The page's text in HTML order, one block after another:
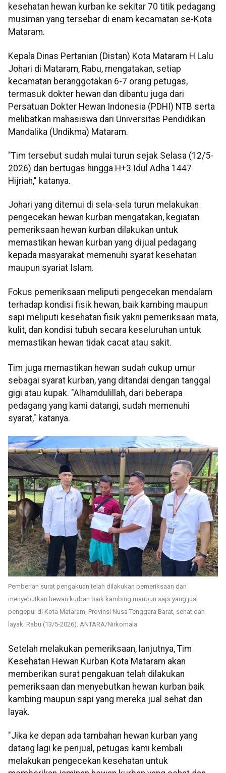
kesehatan hewan kurban ke sekitar 70 titik pedagang
musiman yang tersebar di enam kecamatan se-Kota
Mataram.
Kepala Dinas Pertanian (Distan) Kota Mataram H Lalu
Johari di Mataram, Rabu, mengatakan, setiap
kecamatan beranggotakan 6-7 orang petugas,
termasuk dokter hewan dan dibantu juga dari
Persatuan Dokter Hewan Indonesia (PDHI) NTB serta
melibatkan mahasiswa dari Universitas Pendidikan
Mandalika (Undikma) Mataram.
"Tim tersebut sudah mulai turun sejak Selasa (12/5-
2026) dan bertugas hingga H+3 Idul Adha 1447
Hijriah," katanya.
Johari yang ditemui di sela-sela turun melakukan
pengecekan hewan kurban mengatakan, kegiatan
pemeriksaan hewan kurban dilakukan untuk
memastikan hewan kurban yang dijual pedagang
kepada masyarakat memenuhi syarat kesehatan
maupun syariat Islam.
Fokus pemeriksaan meliputi pengecekan mendalam
terhadap kondisi fisik hewan, baik kambing maupun
sapi meliputi kesehatan fisik yakni pemeriksaan mata,
kulit, dan kondisi tubuh secara keseluruhan untuk
memastikan hewan tidak cacat atau sakit.
Tim juga memastikan hewan sudah cukup umur
sebagai syarat kurban, yang ditandai dengan tanggal
gigi atau kupak. "Alhamdulillah, dari beberapa
pedagang yang kami datangi, sudah memenuhi
syarat," katanya.
Pemberian surat pengakuan telah dilakukan pemeriksaan dan
menyebutkan hewan kurban baik kambing maupun sapi yang jual
pengepul di Kota Mataram, Provinsi Nusa Tenggara Barat, sehat dan
layak. Rabu (13/5-2026). ANTARA/Nirkomala
Setelah melakukan pemeriksaan, lanjutnya, Tim
Kesehatan Hewan Kurban Kota Mataram akan
memberikan surat pengakuan telah dilakukan
pemeriksaan dan menyebutkan hewan kurban baik
kambing maupun sapi yang mereka jual sehat dan
layak.
"Jika ke depan ada tambahan hewan kurban yang
datang lagi ke penjual, petugas kami kembali
melakukan pengecekan kesehatan untuk